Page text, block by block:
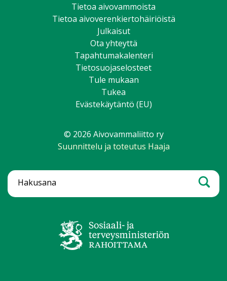
Tietoa aivovammoista
Tietoa aivoverenkiertohäiriöistä
Julkaisut
Ota yhteyttä
Tapahtumakalenteri
Tietosuojaselosteet
Tule mukaan
Tukea
Evästekäytäntö (EU)
© 2026 Aivovammaliitto ry
Suunnittelu ja toteutus Haaja